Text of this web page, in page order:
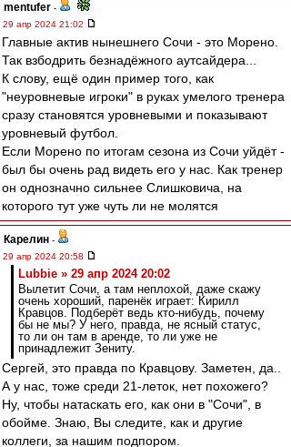
mentufer -
29 апр 2024 21:02
Главные актив нынешнего Сочи - это Морено.
Так взбодрить безнадёжного аутсайдера...
К слову, ещё один пример того, как
"неуровневые игроки" в руках умелого тренера
сразу становятся уровневыми и показывают
уровневый футбол.
Если Морено по итогам сезона из Сочи уйдёт -
был бы очень рад видеть его у нас. Как тренер
он однозначно сильнее Слишковича, на
которого тут уже чуть ли не молятся
Карелин -
29 апр 2024 20:58
Lubbie » 29 апр 2024 20:02
Вылетит Сочи, а там неплохой, даже скажу
очень хороший, паренёк играет: Кирилл
Кравцов. Подберёт ведь кто-нибудь, почему
бы не мы? У него, правда, не ясный статус,
то ли он там в аренде, то ли уже не
принадлежит Зениту.
Сергей, это правда по Кравцову. Заметен, да..
А у нас, тоже среди 21-леток, нет похожего?
Ну, чтобы натаскать его, как они в "Сочи", в
обойме. Знаю, Вы следите, как и другие
коллеги, за нашим подпором.